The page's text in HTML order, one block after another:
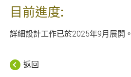
目前進度:
詳細設計工作已於2025年9月展開。
返回